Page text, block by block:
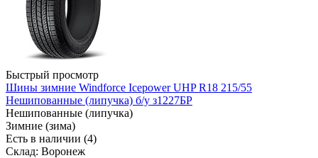
Быстрый просмотр
Шины зимние Windforce Icepower UHP R18 215/55
Нешипованные (липучка) б/у з1227БР
Нешипованные (липучка)
Зимние (зима)
Есть в наличии (4)
Склад: Воронеж